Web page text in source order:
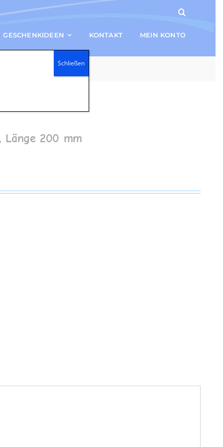
GESCHENKIDEEN KONTAKT MEIN KONTO
Länge 200 mm
Schließen